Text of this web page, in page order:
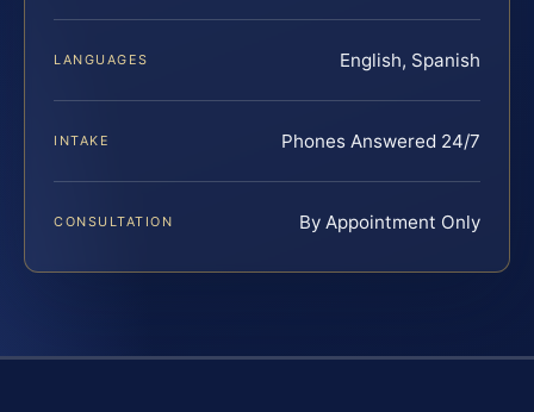
LANGUAGES English, Spanish
INTAKE Phones Answered 24/7
CONSULTATION By Appointment Only